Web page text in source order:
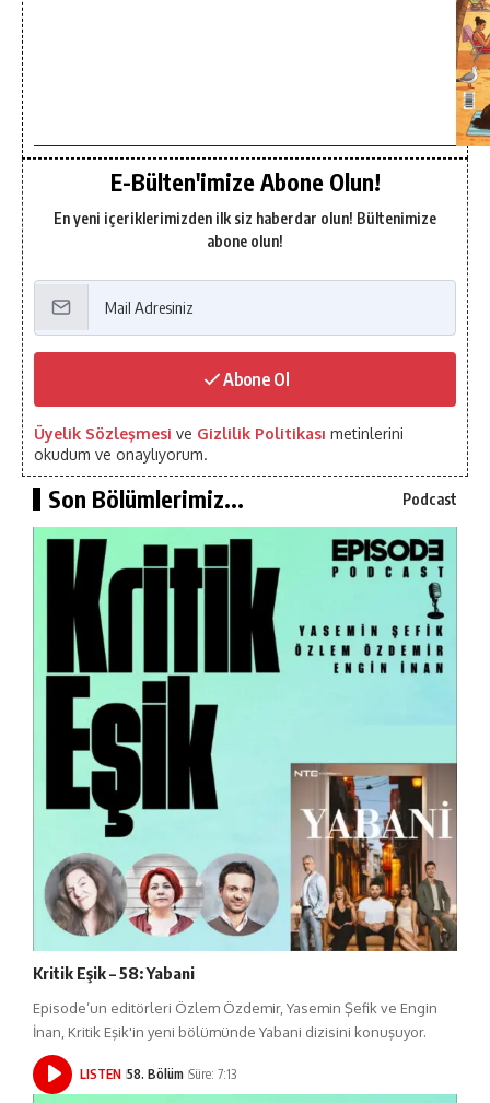
E-Bülten'imize Abone Olun!
En yeni içeriklerimizden ilk siz haberdar olun! Bültenimize
abone olun!
Abone Ol
Üyelik Sözleşmesi ve Gizlilik Politikası metinlerini
okudum ve onaylıyorum.
Son Bölümlerimiz... Podcast
Kritik Eşik – 58: Yabani
Episode’un editörleri Özlem Özdemir, Yasemin Şefik ve Engin
İnan, Kritik Eşik'in yeni bölümünde Yabani dizisini konuşuyor.
LISTEN 58. Bölüm Süre: 7:13